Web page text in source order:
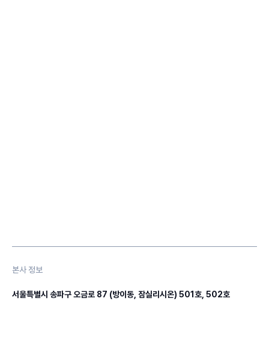
본사 정보
서울특별시 송파구 오금로 87 (방이동, 잠실리시온) 501호, 502호